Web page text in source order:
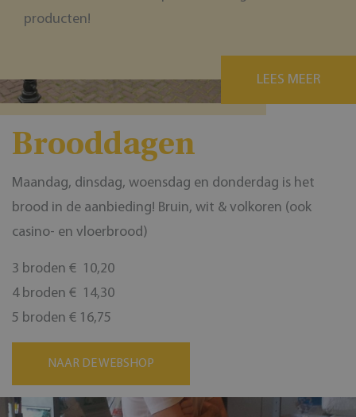
producten!
LEES MEER
Brooddagen
Maandag, dinsdag, woensdag en donderdag is het
brood in de aanbieding! Bruin, wit & volkoren (ook
casino- en vloerbrood)
3 broden € 10,20
4 broden € 14,30
5 broden € 16,75
NAAR DE WEBSHOP